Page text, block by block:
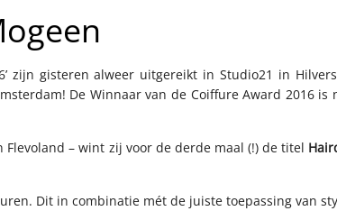
zijn gisteren alweer uitgereikt in Studio21 in
De Winnaar van de Coiffure Award 2016 is
– wint zij voor de derde maal (!) de titel
Dit in combinatie mét de juiste toepassing van